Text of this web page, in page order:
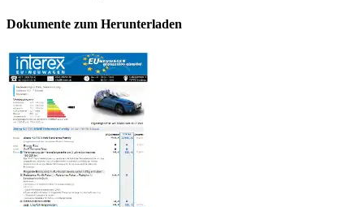
Dokumente zum Herunterladen